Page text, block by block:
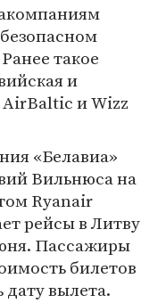
такое
и
и Wizz
«Белавиа»
Вильнюса на
Ryanair
рейсы в Литву
Пассажиры
билетов
вылета.